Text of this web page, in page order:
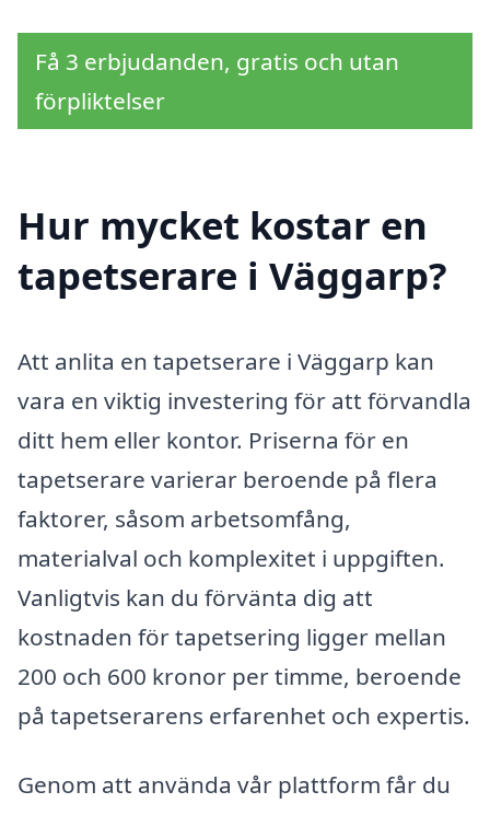
Få 3 erbjudanden, gratis och utan
förpliktelser
Hur mycket kostar en
tapetserare i Väggarp?
Att anlita en tapetserare i Väggarp kan
vara en viktig investering för att förvandla
ditt hem eller kontor. Priserna för en
tapetserare varierar beroende på flera
faktorer, såsom arbetsomfång,
materialval och komplexitet i uppgiften.
Vanligtvis kan du förvänta dig att
kostnaden för tapetsering ligger mellan
200 och 600 kronor per timme, beroende
på tapetserarens erfarenhet och expertis.
Genom att använda vår plattform får du